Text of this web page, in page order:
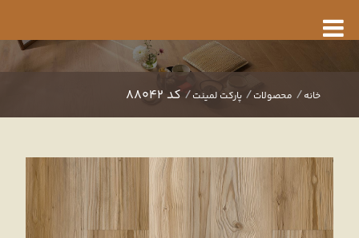
خانه محصولات پارکت لمینت کد 88042